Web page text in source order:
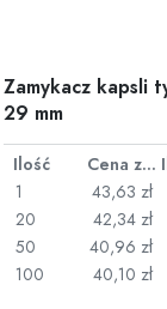
Zamykacz kapsli
29 mm
Ilość Cena za sztukę
1
43,63 zł
20
42,34 zł
50
40,96 zł
100
40,10 zł